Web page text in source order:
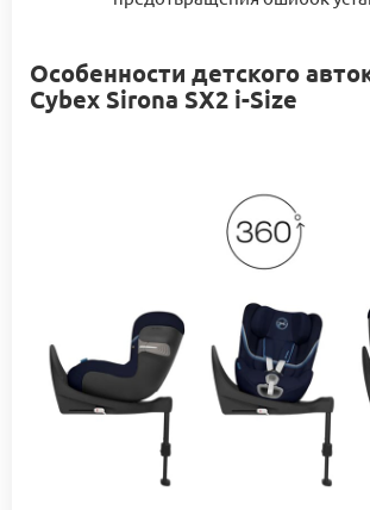
Особенности детского
Cybex Sirona SX2 i-Size